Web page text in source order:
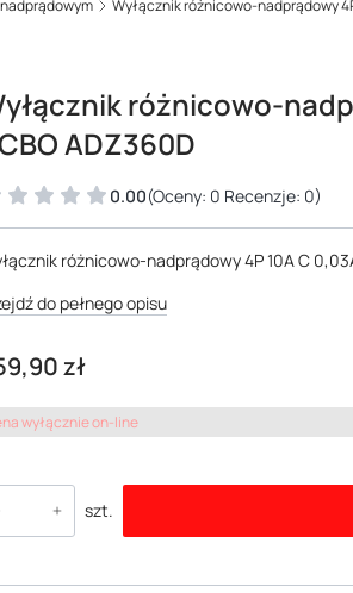
Wyłącznik różnicowo-nadprądowy
różnicowo-
ADZ360D
0.00(Oceny: 0 Recenzje: 0)
różnicowo-nadprądowy 4P 10A C
do pełnego opisu
zł
wyłącznie on-line
szt.